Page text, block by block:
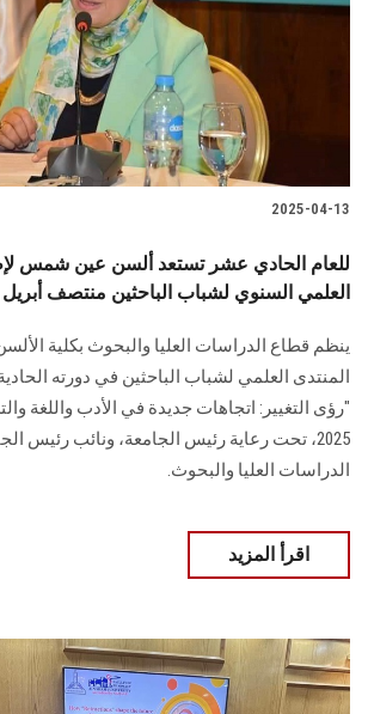
سجل الان
2025-04-13
للعام الحادي عشر تستعد ألسن عين شمس
العلمي السنوي لشباب الباحثين منتصف
ينظم قطاع الدراسات العليا والبحوث بكلية
المنتدى العلمي لشباب الباحثين في دورته
2025، تحت رعاية رئيس الجامعة، ونائب رئيس
الدراسات العليا والبحوث.
اقرأ المزيد